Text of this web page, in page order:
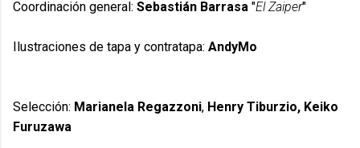
Coordinación general: Sebastián Barrasa "El Zaiper"
Ilustraciones de tapa y contratapa: AndyMo
Selección: Marianela Regazzoni, Henry Tiburzio, Keiko
Furuzawa